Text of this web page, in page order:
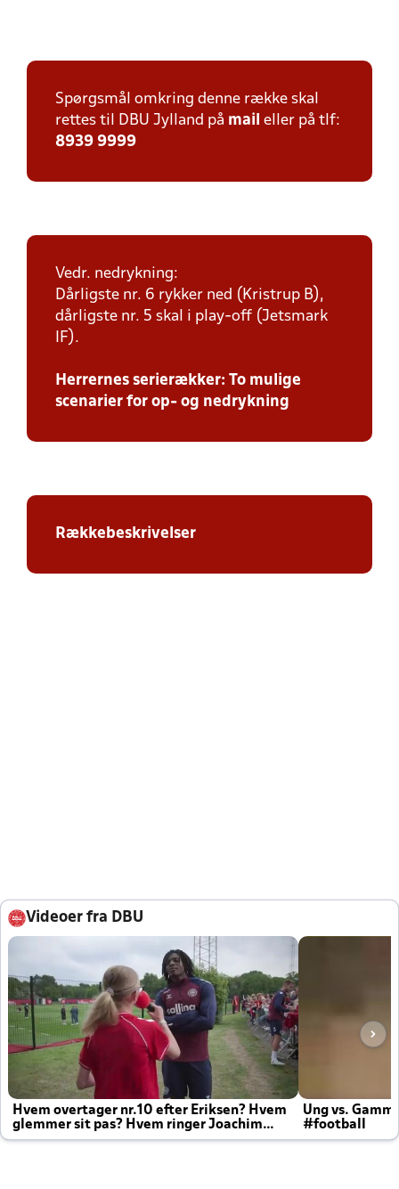
Spørgsmål omkring denne række skal
rettes til DBU Jylland på mail eller på tlf:
8939 9999
Vedr. nedrykning:
Dårligste nr. 6 rykker ned (Kristrup B),
dårligste nr. 5 skal i play-off (Jetsmark
IF).
Herrernes serierækker: To mulige
scenarier for op- og nedrykning
Rækkebeskrivelser
Videoer fra DBU
Hvem overtager nr.10 efter Eriksen? Hvem
glemmer sit pas? Hvem ringer Joachim
altid til efter kampe?
Ung vs.
#football